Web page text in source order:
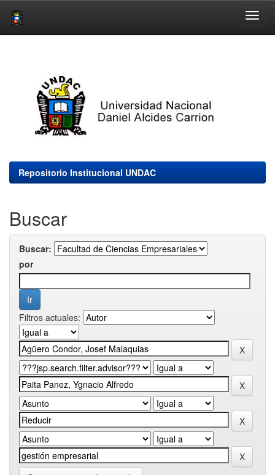
Repositorio Institucional UNDAC
Buscar
Buscar:
por
Filtros actuales: